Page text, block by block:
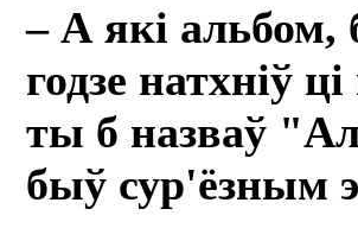
– А які альбом,
годзе натхніў
ты б назваў
быў сур'ёзным